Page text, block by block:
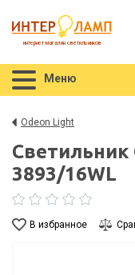
интернет-магазин светильников
Меню
Odeon Light
Светильник
3893/16WL
В избранное